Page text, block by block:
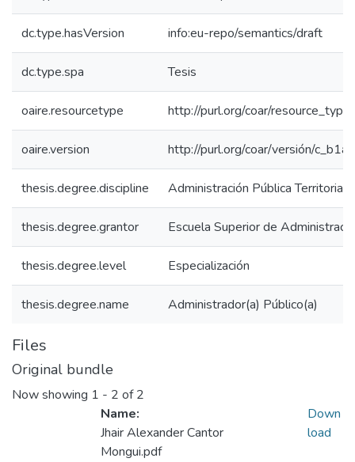
dc.type.hasVersion info:eu-repo/semantics/draft
dc.type.spa Tesis
oaire.resourcetype http://purl.org/coar/
oaire.version http://purl.org/coar/versión/
thesis.degree.discipline Administración Pública Territorial
thesis.degree.grantor Escuela Superior de
thesis.degree.level Especialización
thesis.degree.name Administrador(a) Público(a)
Files
Original bundle
Now showing 1 - 2 of 2
Name:
Jhair Alexander Cantor
Mongui.pdf
Down
load